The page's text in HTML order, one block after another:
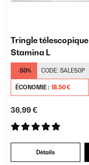
Tringle télescopique
Stamina L
-50% CODE: SALE50P
ÉCONOMIE : 18,50 €
36,99 €
Détails